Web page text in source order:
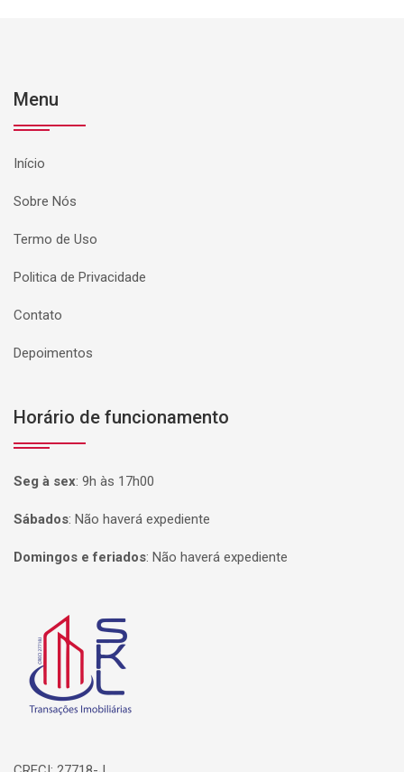
Menu
Início
Sobre Nós
Termo de Uso
Politica de Privacidade
Contato
Depoimentos
Horário de funcionamento
Seg à sex: 9h às 17h00
Sábados: Não haverá expediente
Domingos e feriados: Não haverá expediente
Página inicial